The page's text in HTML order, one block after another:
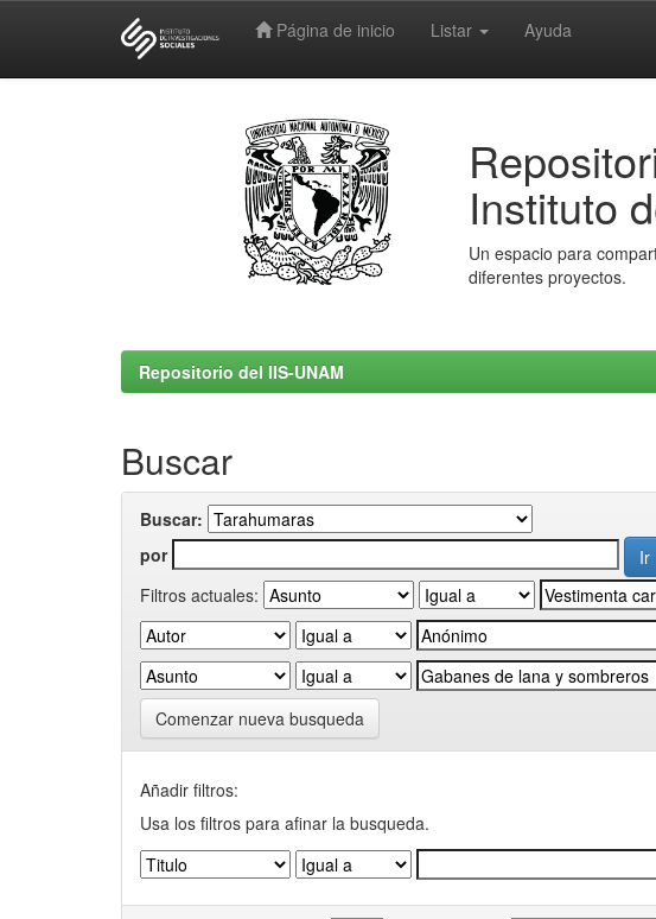
Página de inicio Listar Ayuda
Instituto
Un espacio para
diferentes proyectos.
Repositorio del IIS-UNAM
Buscar
Buscar:
por
Filtros actuales:
Comenzar nueva busqueda
Añadir filtros:
Usa los filtros para afinar la busqueda.